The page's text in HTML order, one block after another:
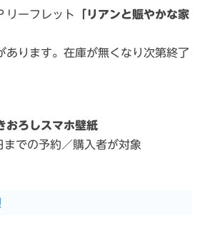
リーフレット
「リアンと賑やかな家
ります。在庫が無くなり次第終了
おろしスマホ壁紙
での予約／購入者が対象